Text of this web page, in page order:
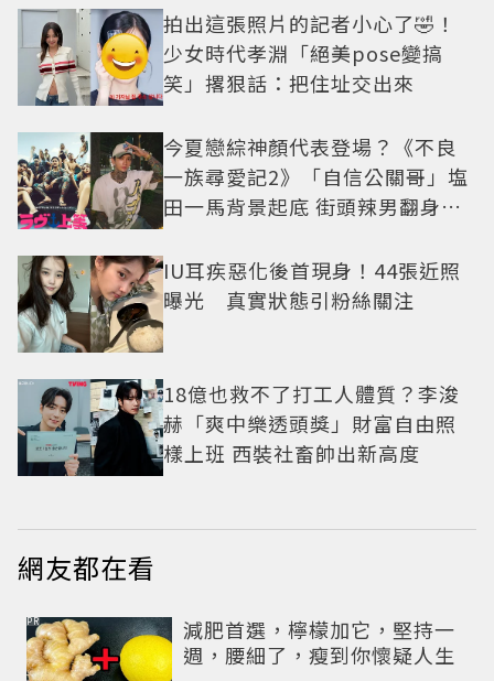
拍出這張照片的記者小心了🤣！
少女時代孝淵「絕美pose變搞
笑」撂狠話：把住址交出來
今夏戀綜神顏代表登場？《不良
一族尋愛記2》「自信公關哥」塩
田一馬背景起底 街頭辣男翻身當
IU耳疾惡化後首現身！44張近照
曝光 真實狀態引粉絲關注
18億也救不了打工人體質？李浚
赫「爽中樂透頭獎」財富自由照
樣上班 西裝社畜帥出新高度
網友都在看
減肥首選，檸檬加它，堅持一
週，腰細了，瘦到你懷疑人生
PR